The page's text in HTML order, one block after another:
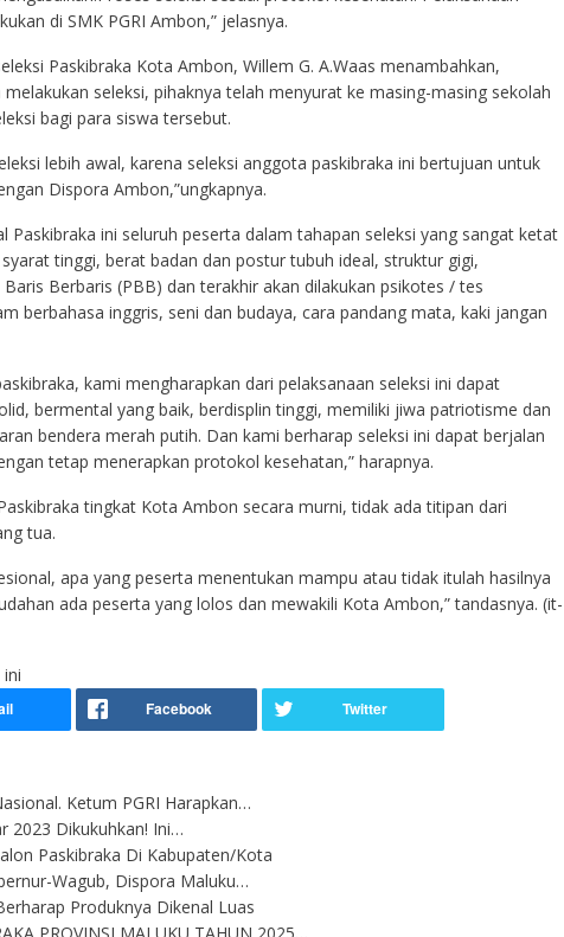
di SMK PGRI Ambon,” jelasnya.
Paskibraka Kota Ambon, Willem G. A.Waas menambahkan,
seleksi, pihaknya telah menyurat ke masing-masing sekolah
bagi para siswa tersebut.
lebih awal, karena seleksi anggota paskibraka ini bertujuan untuk
Dispora Ambon,”ungkapnya.
Paskibraka ini seluruh peserta dalam tahapan seleksi yang sangat ketat
tinggi, berat badan dan postur tubuh ideal, struktur gigi,
Berbaris (PBB) dan terakhir akan dilakukan psikotes / tes
berbahasa inggris, seni dan budaya, cara pandang mata, kaki jangan
kami mengharapkan dari pelaksanaan seleksi ini dapat
bermental yang baik, berdisplin tinggi, memiliki jiwa patriotisme dan
bendera merah putih. Dan kami berharap seleksi ini dapat berjalan
tetap menerapkan protokol kesehatan,” harapnya.
tingkat Kota Ambon secara murni, tidak ada titipan dari
tua.
apa yang peserta menentukan mampu atau tidak itulah hasilnya
ada peserta yang lolos dan mewakili Kota Ambon,” tandasnya. (it-
Ketum PGRI Harapkan…
2023 Dikukuhkan! Ini…
Paskibraka Di Kabupaten/Kota
Wagub, Dispora Maluku…
Produknya Dikenal Luas